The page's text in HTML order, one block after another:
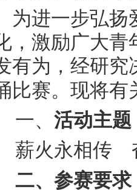
为进一步弘扬
，激励广大青
有为， 经研究
比赛。现将有
一、 活动主题
薪火永相传
二、参赛要求